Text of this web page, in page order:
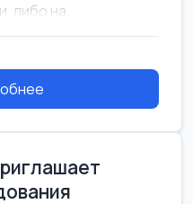
либо на...